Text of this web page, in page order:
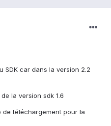
SDK car dans la version 2.2
la version sdk 1.6
téléchargement pour la